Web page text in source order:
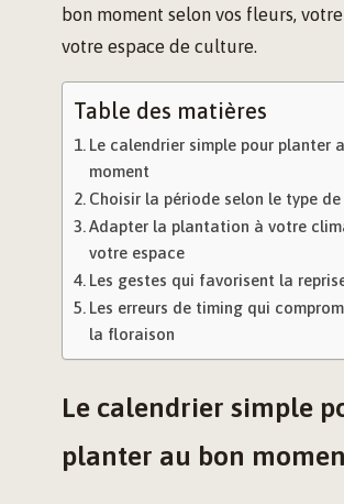
bon moment selon vos fleurs,
votre espace de culture.
Table des matières
Le calendrier simple pour planter
moment
Choisir la période selon le type
Adapter la plantation à votre
votre espace
Les gestes qui favorisent la
Les erreurs de timing qui
la floraison
Le calendrier simple
planter au bon